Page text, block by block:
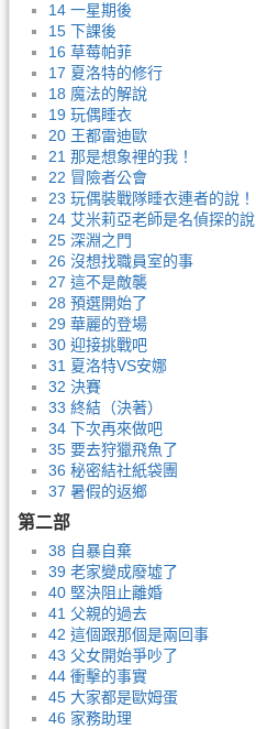
14 一星期後
15 下課後
16 草莓帕菲
17 夏洛特的修行
18 魔法的解說
19 玩偶睡衣
20 王都雷迪歐
21 那是想象裡的我！
22 冒險者公會
23 玩偶裝戰隊睡衣連者的說！
24 艾米莉亞老師是名偵探的說
25 深淵之門
26 沒想找職員室的事
27 這不是敵襲
28 預選開始了
29 華麗的登場
30 迎接挑戰吧
31 夏洛特VS安娜
32 決賽
33 終結（決著）
34 下次再來做吧
35 要去狩獵飛魚了
36 秘密結社紙袋團
37 暑假的返鄉
第二部
38 自暴自棄
39 老家變成廢墟了
40 堅決阻止離婚
41 父親的過去
42 這個跟那個是兩回事
43 父女開始爭吵了
44 衝擊的事實
45 大家都是歐姆蛋
46 家務助理